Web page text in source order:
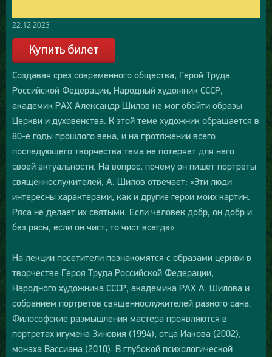
22.12.2023
Создавая срез современного общества, Герой Труда
Российской Федерации, Народный художник СССР,
академик РАХ Александр Шилов не мог обойти образы
Церкви и духовенства. К этой теме художник обращается в
80-е годы прошлого века, и на протяжении всего
последующего творчества тема не потеряет для него
своей актуальности. На вопрос, почему он пишет портреты
священнослужителей, А. Шилов отвечает: «Эти люди
интересны характерами, как и другие герои моих картин.
Ряса не делает их святыми. Если человек добр, он добр и
без рясы, если он чист, то чист всегда».
На лекции посетители познакомятся с образами церкви в
творчестве Героя Труда Российской Федерации,
Народного художника СССР, академика РАХ А. Шилова и
собранием портретов священнослужителей разного сана.
Философские размышления мастера проявляются в
портретах игумена Зиновия (1994), отца Иакова (2002),
монаха Вассиана (2010). В глубокой психологической